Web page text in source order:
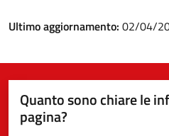
Ultimo aggiornamento: 02/04/
Quanto sono chiare le
pagina?